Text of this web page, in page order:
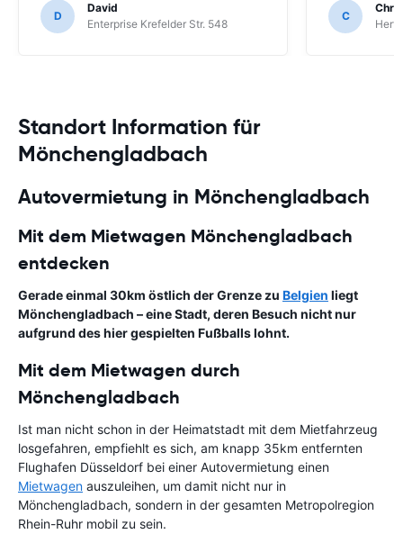
D
David
Enterprise Krefelder Str. 548
C
Standort Information für
Mönchengladbach
Autovermietung in Mönchengladbach
Mit dem Mietwagen Mönchengladbach
entdecken
Gerade einmal 30km östlich der Grenze zu Belgien liegt
Mönchengladbach – eine Stadt, deren Besuch nicht nur
aufgrund des hier gespielten Fußballs lohnt.
Mit dem Mietwagen durch
Mönchengladbach
Ist man nicht schon in der Heimatstadt mit dem Mietfahrzeug
losgefahren, empfiehlt es sich, am knapp 35km entfernten
Flughafen Düsseldorf bei einer Autovermietung einen
Mietwagen auszuleihen, um damit nicht nur in
Mönchengladbach, sondern in der gesamten Metropolregion
Rhein-Ruhr mobil zu sein.